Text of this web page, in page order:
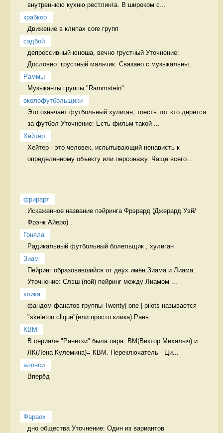
внутреннюю кухню рестлинга. В широком с...
крабкор
Движение в клипах core групп
сэдбой
дeпрессивный юноша, вечно грустный Уточнение:
Дословно: грустный мальчик. Связано с музыкальны...
Раммы
Музыканты группы "Rammstein".
околофутбольщики
Это означает футбольный хулиган, тоесть тот кто дерется
за футбол Уточнение: Есть фильм такой ...
Хейтер
Хейтер - это человек, испытывающий ненависть к
определенному объекту или персонажу. Чаще всего...
фрирарт
Искаженное название пэйринга Фрэрард (Джерард Уэй/
Фрэнк Айеро) .
Гоняла
Радикальный футбольный болельщик , хулиган
Зиам
Пейринг образовавшийся от двух имён:Зиама и Лиама.
Уточнение: Слэш (яой) пейринг между Лиамом ...
клика
фандом фанатов группы Twenty| one | pilots называется
"skeleton clique"(или просто клика) Рань...
КВМ
В сериале "Ранетки" была пара  ВМ(Виктор Михалыч) и
ЛК(Лена Кулемина)= КВМ. Переключатель - Ци...
алонси
Вперёд
Фараох
дно общества Уточнение: Один из вариантов